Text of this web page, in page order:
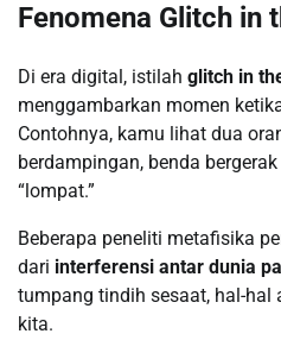
Fenomena Glitch in
Di era digital, istilah glitch in
menggambarkan momen
Contohnya, kamu lihat dua
berdampingan, benda
“lompat.”
Beberapa peneliti metafisika
dari interferensi antar dunia
tumpang tindih sesaat, hal-hal
kita.